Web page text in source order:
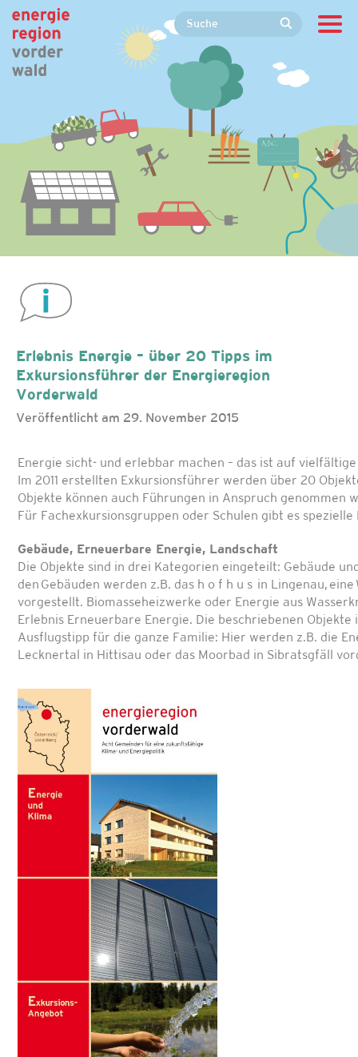
Erlebnis Energie – über 20 Tipps im
Exkursionsführer der Energieregion
Vorderwald
Veröffentlicht am 29. November 2015
Energie sicht- und erlebbar machen – das ist auf
Im 2011 erstellten Exkursionsführer werden über 20
Objekte können auch Führungen in Anspruch genommen
Für Fachexkursionsgruppen oder Schulen gibt es
Gebäude, Erneuerbare Energie, Landschaft
Die Objekte sind in drei Kategorien eingeteilt: Gebäude
den Gebäuden werden z.B. das h o f h u s in Lingenau,
vorgestellt. Biomasseheizwerke oder Energie aus
Erlebnis Erneuerbare Energie. Die beschriebenen
Ausflugstipp für die ganze Familie: Hier werden z.B. die
Lecknertal in Hittisau oder das Moorbad in Sibratsgfäll